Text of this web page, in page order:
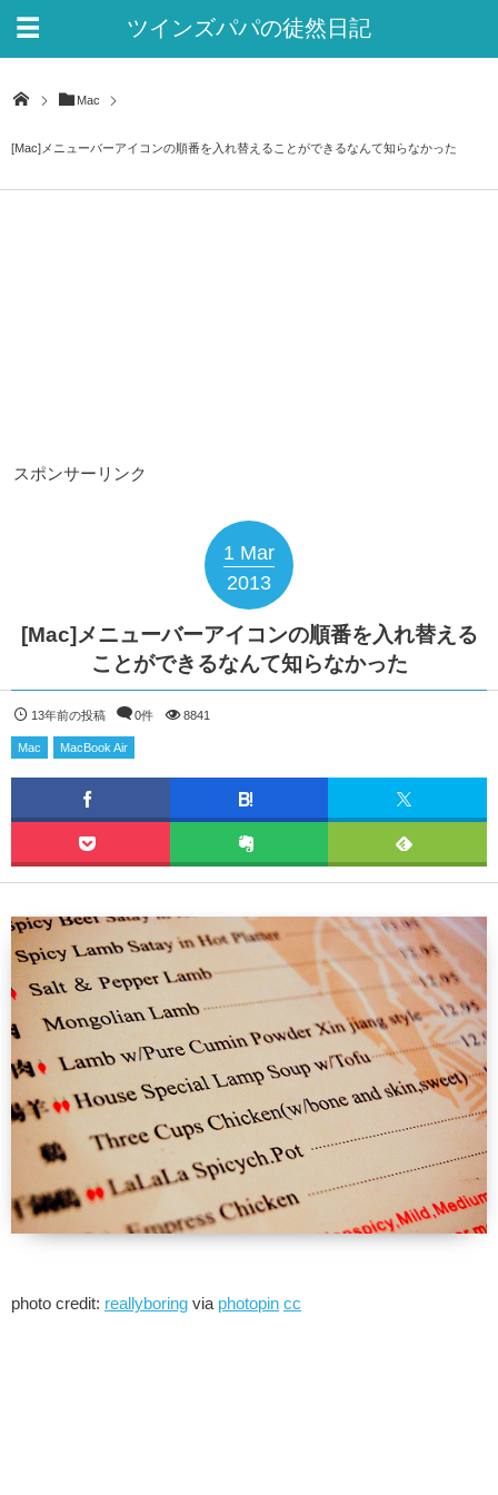
ツインズパパの徒然日記
Mac
[Mac]メニューバーアイコンの順番を入れ替えることができるなんて知らなかった
スポンサーリンク
1 Mar
2013
[Mac]メニューバーアイコンの順番を入れ替える
ことができるなんて知らなかった
13年前の投稿 0件 8841
Mac MacBook Air
photo credit: reallyboring via photopin cc